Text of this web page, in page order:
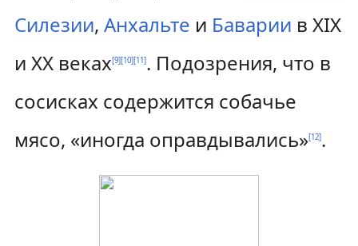
Силезии, Анхальте и Баварии в XIX
и XX веках[9][10][11]. Подозрения, что в
сосисках содержится собачье
мясо, «иногда оправдывались»[12].